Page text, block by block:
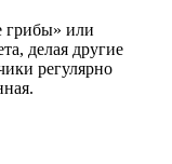
грибы» или
делая другие
регулярно